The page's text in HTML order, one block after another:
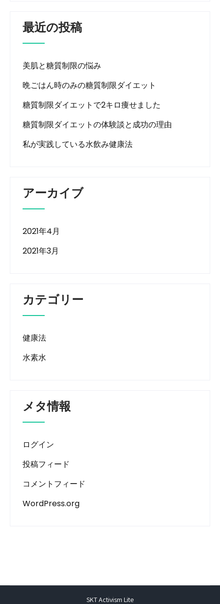
最近の投稿
美肌と糖質制限の悩み
晩ごはん時のみの糖質制限ダイエット
糖質制限ダイエットで2キロ痩せました
糖質制限ダイエットの体験談と成功の理由
私が実践している水飲み健康法
アーカイブ
2021年4月
2021年3月
カテゴリー
健康法
水素水
メタ情報
ログイン
投稿フィード
コメントフィード
WordPress.org
SKT Activism Lite